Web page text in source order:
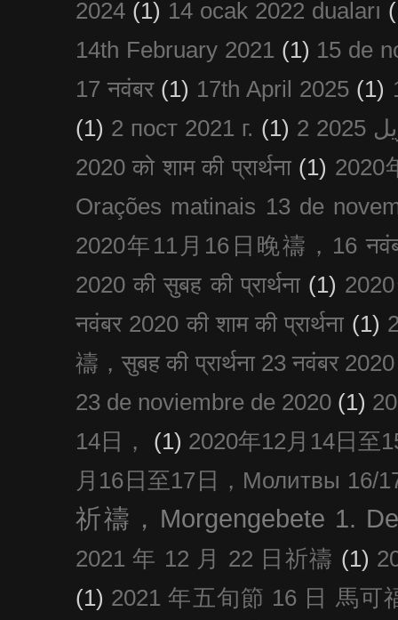
2024 (1) 14 ocak 2022 duaları
14th February 2021 (1) 15 de
17 नवंबर (1) 17th April 2025 (1)
(1) 2 пост 2021 г. (1)
2020 को शाम की प्रार्थना (1) 2020
Orações matinais 13 de
2020年11月16日晚禱，16
2020 की सुबह की प्रार्थना (1)
नवंबर 2020 की शाम की प्रार्थना (1)
禱，सुबह की प्रार्थना 23 नवंबर 2020
23 de noviembre de 2020 (1)
14日，
(1) 2020年12月14日至
月16日至17日，Молитвы 16/
祈禱，Morgengebete 1.
2021 年 12 月 22 日祈禱 (1)
(1) 2021 年五旬節 16 日 馬可